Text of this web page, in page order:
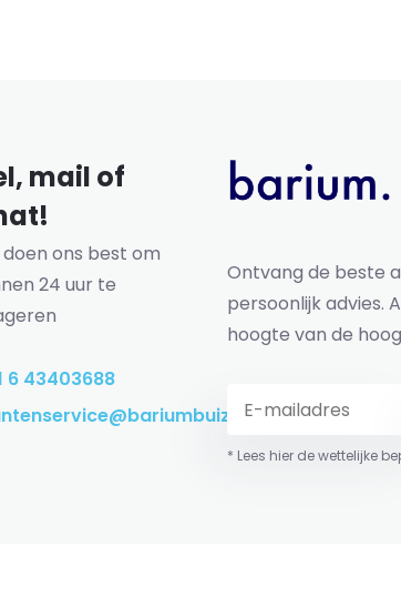
mail of
doen ons best om
24 uur te
6 43403688
Ontvang de beste
persoonlijk advies.
hoogte van de
* Lees hier de wettelijke